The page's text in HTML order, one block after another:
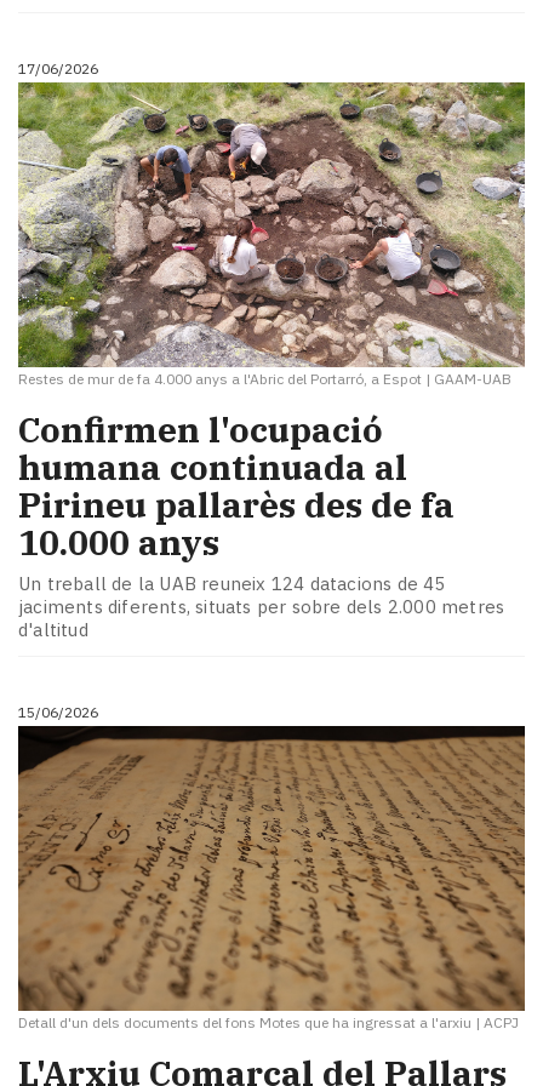
17/06/2026
Restes de mur de fa 4.000 anys a l'Abric del Portarró, a Espot | GAAM-UAB
Confirmen l'ocupació
humana continuada al
Pirineu pallarès des de fa
10.000 anys
Un treball de la UAB reuneix 124 datacions de 45
jaciments diferents, situats per sobre dels 2.000 metres
d'altitud
15/06/2026
Detall d'un dels documents del fons Motes que ha ingressat a l'arxiu | ACPJ
L'Arxiu Comarcal del Pallars